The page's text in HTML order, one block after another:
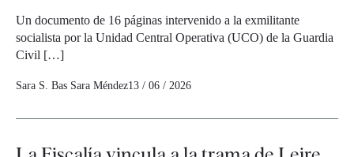
Un documento de 16 páginas intervenido a la exmilitante
socialista por la Unidad Central Operativa (UCO) de la Guardia
Civil […]
Sara S. Bas Sara Méndez13 / 06 / 2026